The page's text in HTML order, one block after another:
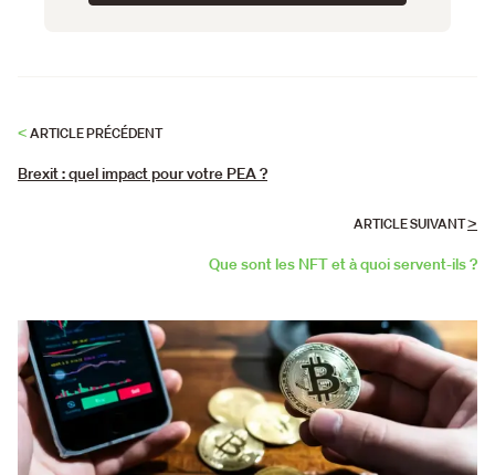
<ARTICLE PRÉCÉDENT
Brexit : quel impact pour votre PEA ?
ARTICLE SUIVANT>
Que sont les NFT et à quoi servent-ils ?